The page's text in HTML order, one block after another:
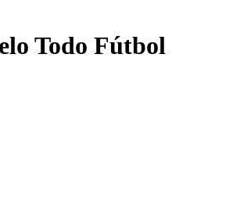
Todo Fútbol